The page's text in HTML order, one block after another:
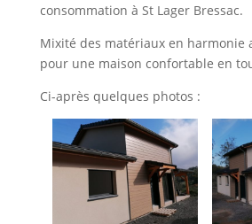
consommation à St Lager Bressac.
Mixité des matériaux en harmonie
pour une maison confortable en
Ci-après quelques photos :